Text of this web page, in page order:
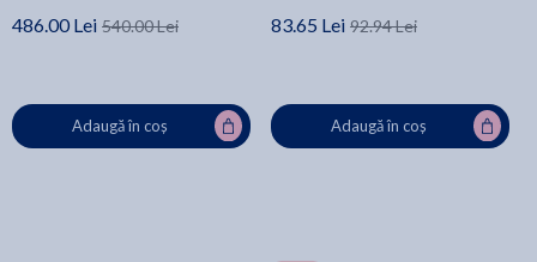
486.00 Lei 540.00 Lei
Adaugă în coș
83.65 Lei 92.94 Lei
Adaugă în coș